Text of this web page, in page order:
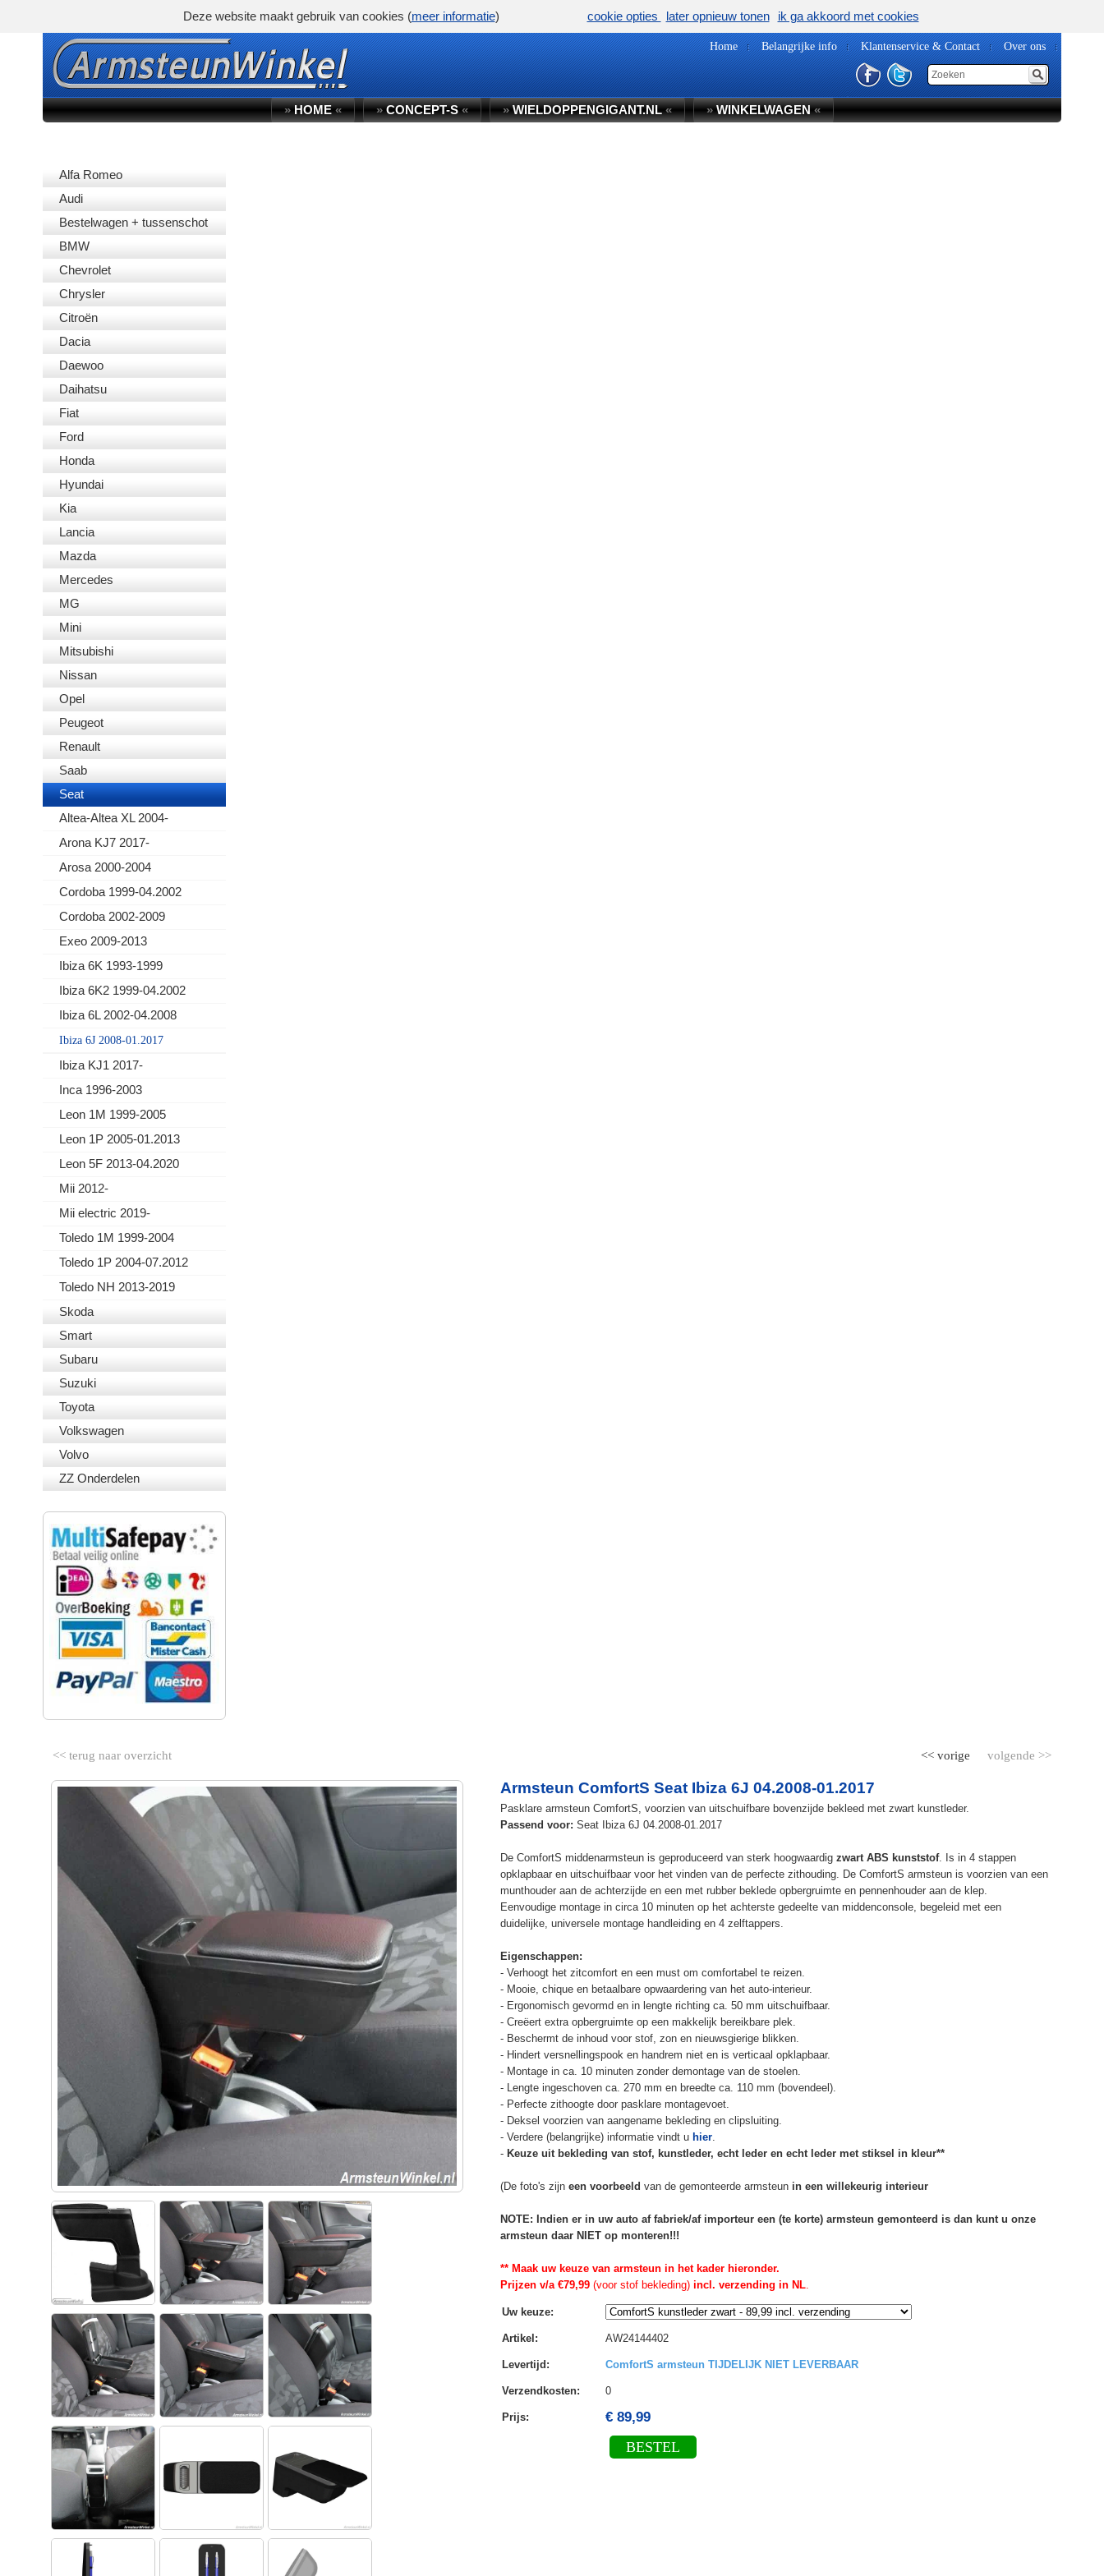
Home Belangrijke info Klantenservice & Contact Over ons
»HOME« »CONCEPT-S« »WIELDOPPENGIGANT.NL« »WINKELWAGEN«
Alfa Romeo
Audi
Bestelwagen + tussenschot
BMW
Chevrolet
Chrysler
Citroën
Dacia
Daewoo
Daihatsu
Fiat
Ford
Honda
Hyundai
Kia
Lancia
Mazda
Mercedes
MG
Mini
Mitsubishi
Nissan
Opel
Peugeot
Renault
Saab
Seat
Altea-Altea XL 2004-
Arona KJ7 2017-
Arosa 2000-2004
Cordoba 1999-04.2002
Cordoba 2002-2009
Exeo 2009-2013
Ibiza 6K 1993-1999
Ibiza 6K2 1999-04.2002
Ibiza 6L 2002-04.2008
Ibiza 6J 2008-01.2017
Ibiza KJ1 2017-
Inca 1996-2003
Leon 1M 1999-2005
Leon 1P 2005-01.2013
Leon 5F 2013-04.2020
Mii 2012-
Mii electric 2019-
Toledo 1M 1999-2004
Toledo 1P 2004-07.2012
Toledo NH 2013-2019
Skoda
Smart
Subaru
Suzuki
Toyota
Volkswagen
Volvo
ZZ Onderdelen
<< terug naar overzicht volgende >>
<< vorige
Armsteun ComfortS Seat Ibiza 6J 04.2008-01.2017
Pasklare armsteun ComfortS, voorzien van uitschuifbare bovenzijde bekleed met zwart kunstleder.
Passend voor: Seat Ibiza 6J 04.2008-01.2017
De ComfortS middenarmsteun is geproduceerd van sterk hoogwaardig zwart ABS kunststof. Is in 4 stappen
opklapbaar en uitschuifbaar voor het vinden van de perfecte zithouding. De ComfortS armsteun is voorzien van een
munthouder aan de achterzijde en een met rubber beklede opbergruimte en pennenhouder aan de klep.
Eenvoudige montage in circa 10 minuten op het achterste gedeelte van middenconsole, begeleid met een
duidelijke, universele montage handleiding en 4 zelftappers.
Eigenschappen:
- Verhoogt het zitcomfort en een must om comfortabel te reizen.
- Mooie, chique en betaalbare opwaardering van het auto-interieur.
- Ergonomisch gevormd en in lengte richting ca. 50 mm uitschuifbaar.
- Creëert extra opbergruimte op een makkelijk bereikbare plek.
- Beschermt de inhoud voor stof, zon en nieuwsgierige blikken.
- Hindert versnellingspook en handrem niet en is verticaal opklapbaar.
- Montage in ca. 10 minuten zonder demontage van de stoelen.
- Lengte ingeschoven ca. 270 mm en breedte ca. 110 mm (bovendeel).
- Perfecte zithoogte door pasklare montagevoet.
- Deksel voorzien van aangename bekleding en clipsluiting.
- Verdere (belangrijke) informatie vindt u hier.
- Keuze uit bekleding van stof, kunstleder, echt leder en echt leder met stiksel in kleur**
(De foto's zijn een voorbeeld van de gemonteerde armsteun in een willekeurig interieur
NOTE: Indien er in uw auto af fabriek/af importeur een (te korte) armsteun gemonteerd is dan kunt u onze
armsteun daar NIET op monteren!!!
** Maak uw keuze van armsteun in het kader hieronder.
Prijzen v/a €79,99(voor stof bekleding)incl. verzending in NL.
Uw keuze:
Artikel : AW24144402
Levertijd : ComfortS armsteun TIJDELIJK NIET LEVERBAAR
Verzendkosten: 0
Prijs: € 89,99
BESTEL
Deze website maakt gebruik van cookies (meer informatie) cookie opties later opnieuw tonen ik ga akkoord met cookies